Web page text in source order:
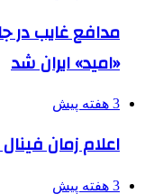
مدافع غایب در
«امید» ایران شد
3 هفته پیش
اعلام زمان
3 هفته پیش